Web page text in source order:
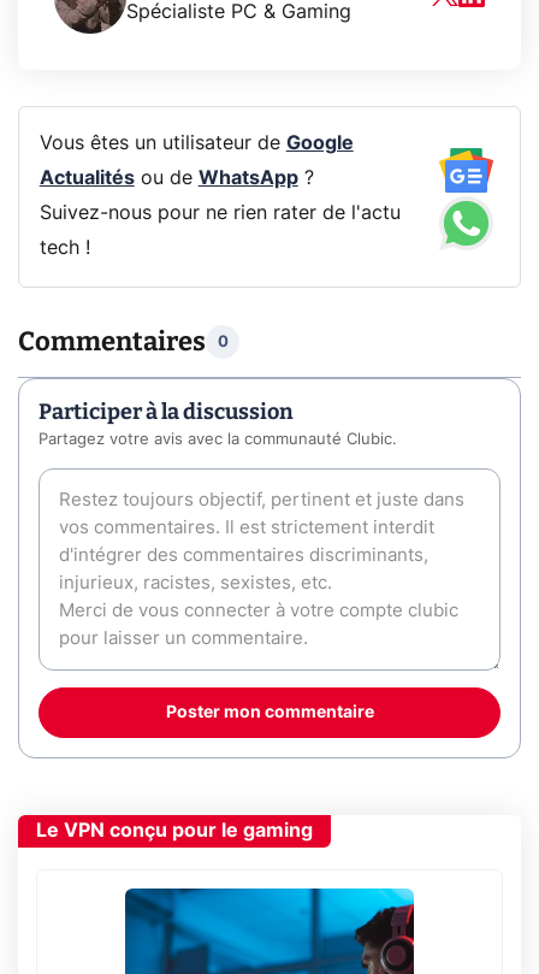
Spécialiste PC & Gaming
Vous êtes un utilisateur de Google
Actualitésou de WhatsApp?
Suivez-nous pour ne rien rater de l'actu
tech !
Commentaires 0
Participer à la discussion
Partagez votre avis avec la communauté Clubic.
Poster mon commentaire
Le VPN conçu pour le gaming